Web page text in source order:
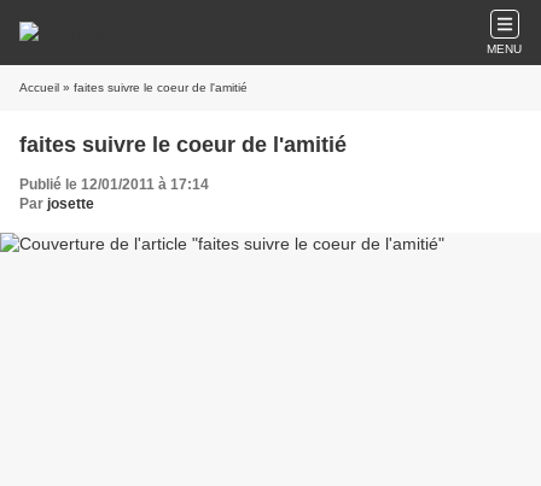
MENU
Accueil » faites suivre le coeur de l'amitié
faites suivre le coeur de l'amitié
Publié le 12/01/2011 à 17:14
Par josette